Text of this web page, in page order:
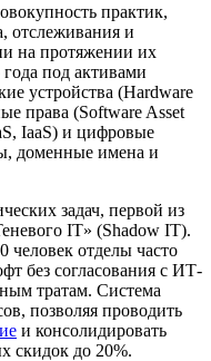
практик,
отслеживания и
на протяжении их
под активами
устройства (Hardware
права (Software Asset
IaaS) и цифровые
доменные имена и
задач, первой из
IT» (Shadow IT).
человек отделы часто
без согласования с ИТ-
тратам. Система
позволяя проводить
и консолидировать
скидок до 20%.